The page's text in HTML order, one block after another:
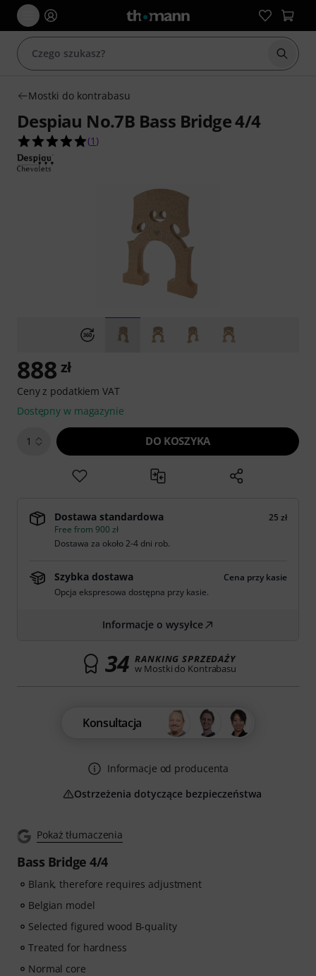
Mostki do kontrabasu
Despiau No.7B Bass Bridge 4/4
5.0 na 5 gwiazdek z 1 ocen klientów
(1 )
Pokaż tłumaczenia
Bass Bridge 4/4
Blank, therefore requires adjustment
Belgian model
Selected figured wood B-quality
Treated for hardness
Normal core
888 zł
Ceny z podatkiem VAT
Dostępny w magazynie
1 DO KOSZYKA
Dostawa standardowa
25 zł
Free from 900 zł
Dostawa za około 2-4 dni rob.
Szybka dostawa
Cena przy kasie
Opcja ekspresowa dostępna przy kasie.
Informacje o wysyłce
34 RANKING SPRZEDAŻY
w Mostki do Kontrabasu
Konsultacja
Informacje od producenta
Ostrzeżenia dotyczące bezpieczeństwa